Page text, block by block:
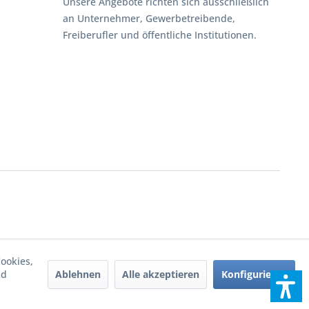
an Unternehmer, Gewerbetreibende,
Freiberufler und öffentliche Institutionen.
Ablehnen Alle akzeptieren Konfigurieren